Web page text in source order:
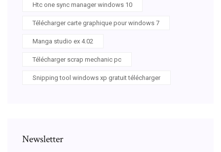
Htc one sync manager windows 10
Télécharger carte graphique pour windows 7
Manga studio ex 4.02
Télécharger scrap mechanic pc
Snipping tool windows xp gratuit télécharger
Newsletter